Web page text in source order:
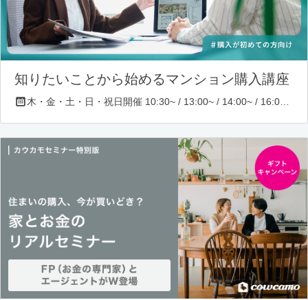
知りたいことから始めるマンション購入講座